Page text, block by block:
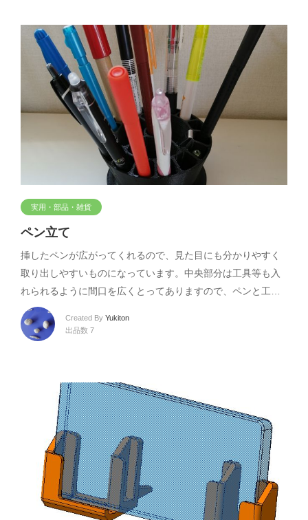
実用・部品・雑貨
ペン立て
挿したペンが広がってくれるので、見た目にも分かりやすく
取り出しやすいものになっています。中央部分は工具等も入
れられるように間口を広くとってありますので、ペンと工…
Created By Yukiton
出品数 7